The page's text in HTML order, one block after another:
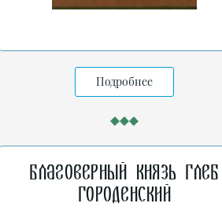
Подробнее
Благоверный князь Глеб
Городенский